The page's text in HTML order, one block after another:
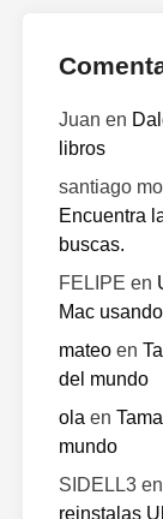
Juan en
libros
santiago
Encuentra
buscas.
FELIPE en
Mac
mateo en
del mundo
ola en
mundo
SIDELL3 en
reinstalas